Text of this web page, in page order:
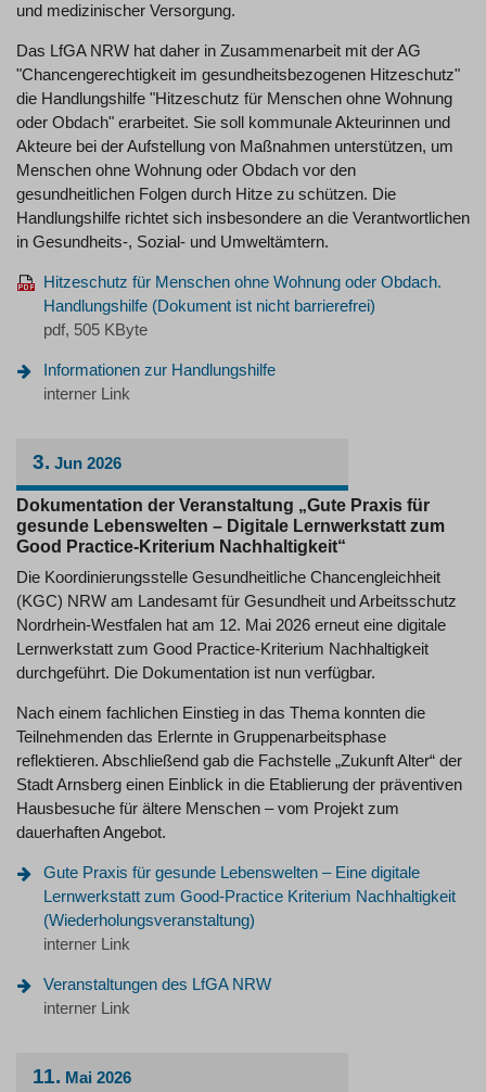
und medizinischer Versorgung.
Das LfGA NRW hat daher in Zusammenarbeit mit der AG
"Chancengerechtigkeit im gesundheitsbezogenen Hitzeschutz"
die Handlungshilfe "Hitzeschutz für Menschen ohne Wohnung
oder Obdach" erarbeitet. Sie soll kommunale Akteurinnen und
Akteure bei der Aufstellung von Maßnahmen unterstützen, um
Menschen ohne Wohnung oder Obdach vor den
gesundheitlichen Folgen durch Hitze zu schützen. Die
Handlungshilfe richtet sich insbesondere an die Verantwortlichen
in Gesundheits-, Sozial- und Umweltämtern.
Hitzeschutz für Menschen ohne Wohnung oder Obdach.
Handlungshilfe
pdf, 505 KByte
Informationen zur Handlungshilfe
interner Link
3. Jun 2026
Dokumentation der Veranstaltung „Gute Praxis für
gesunde Lebenswelten – Digitale Lernwerkstatt zum
Good Practice-Kriterium Nachhaltigkeit“
Die Koordinierungsstelle Gesundheitliche Chancengleichheit
(KGC) NRW am Landesamt für Gesundheit und Arbeitsschutz
Nordrhein-Westfalen hat am 12. Mai 2026 erneut eine digitale
Lernwerkstatt zum Good Practice-Kriterium Nachhaltigkeit
durchgeführt. Die Dokumentation ist nun verfügbar.
Nach einem fachlichen Einstieg in das Thema konnten die
Teilnehmenden das Erlernte in Gruppenarbeitsphase
reflektieren. Abschließend gab die Fachstelle „Zukunft Alter“ der
Stadt Arnsberg einen Einblick in die Etablierung der präventiven
Hausbesuche für ältere Menschen – vom Projekt zum
dauerhaften Angebot.
Gute Praxis für gesunde Lebenswelten – Eine digitale
Lernwerkstatt zum Good-Practice Kriterium Nachhaltigkeit
(Wiederholungsveranstaltung)
interner Link
Veranstaltungen des LfGA NRW
interner Link
11. Mai 2026